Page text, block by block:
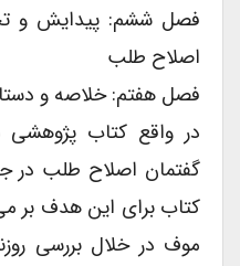
فصل ششم: پیدایش و
اصلاح طلب
فصل هفتم: خلاصه و
در واقع کتاب پژوهشی
گفتمان اصلاح طلب در
کتاب برای این هدف بر
موف در خلال بررسی